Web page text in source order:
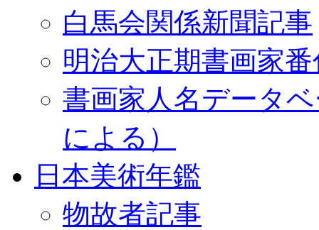
白馬会関係新聞記事
明治大正期書画家
書画家人名データ
による）
日本美術年鑑
物故者記事